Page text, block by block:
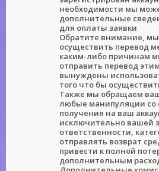
необходимости мы
дополнительные
для оплаты заявки
Обратите внимание,
осуществить перевод
каким-либо причинам
отправить перевод
вынуждены
того что бы
Также мы обращаем
любые манипуляции со
получения на ваш
исключительно вашей
ответственности,
отправлять возврат
привести к полной
дополнительным